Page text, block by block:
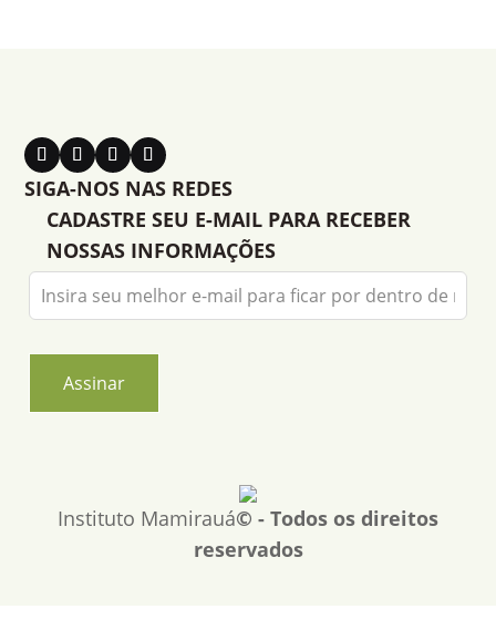
SIGA-NOS NAS REDES
CADASTRE SEU E-MAIL PARA RECEBER
NOSSAS INFORMAÇÕES
Leave
this
blank
Assinar
Instituto Mamirauá© - Todos os direitos
reservados